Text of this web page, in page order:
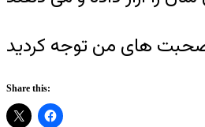
Share this: